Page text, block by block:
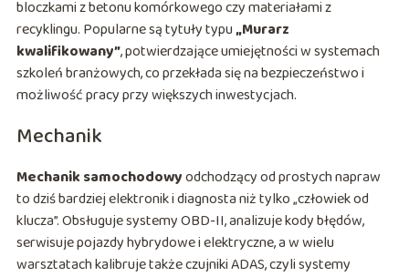
bloczkami z betonu komórkowego czy materiałami z
recyklingu. Popularne są tytuły typu„Murarz
kwalifikowany”, potwierdzające umiejętności w systemach
szkoleń branżowych, co przekłada się na bezpieczeństwo i
możliwość pracy przy większych inwestycjach.
Mechanik
Mechanik samochodowyodchodzący od prostych napraw
to dziś bardziej elektronik i diagnosta niż tylko „człowiek od
klucza”. Obsługuje systemy OBD-II, analizuje kody błędów,
serwisuje pojazdy hybrydowe i elektryczne, a w wielu
warsztatach kalibruje także czujniki ADAS, czyli systemy